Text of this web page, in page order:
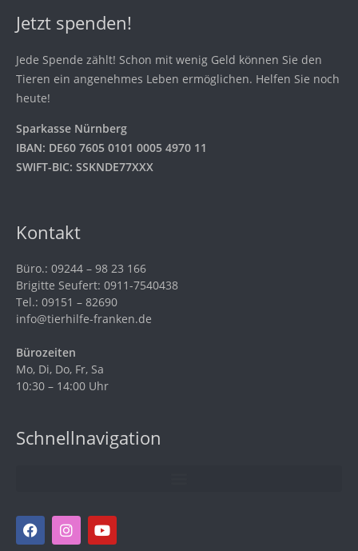
Jetzt spenden!
Jede Spende zählt! Schon mit wenig Geld können Sie den
Tieren ein angenehmes Leben ermöglichen. Helfen Sie noch
heute!
Sparkasse Nürnberg
IBAN: DE60 7605 0101 0005 4970 11
SWIFT-BIC: SSKNDE77XXX
Kontakt
Büro.: 09244 – 98 23 166
Brigitte Seufert: 0911-7540438
Tel.: 09151 – 82690
info@tierhilfe-franken.de
Bürozeiten
Mo, Di, Do, Fr, Sa
10:30 – 14:00 Uhr
Schnellnavigation